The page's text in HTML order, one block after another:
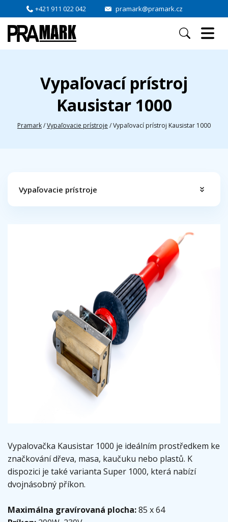
+421 911 022 042 pramark@pramark.cz
Vypaľovací prístroj
Kausistar 1000
Pramark/Vypaľovacie prístroje /Vypaľovací prístroj Kausistar 1000
Vypaľovacie prístroje
Vypalovačka Kausistar 1000 je ideálním prostředkem ke
značkování dřeva, masa, kaučuku nebo plastů. K
dispozici je také varianta Super 1000, která nabízí
dvojnásobný příkon.
Maximálna gravírovaná plocha:85 x 64